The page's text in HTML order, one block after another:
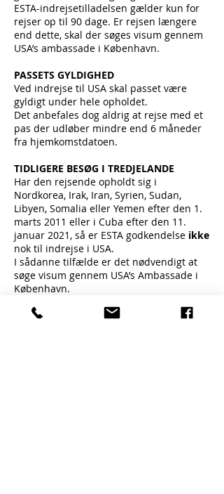
ESTA-indrejsetilladelsen gælder kun for
rejser op til 90 dage. Er rejsen længere
end dette, skal der søges visum gennem
USA’s ambassade i København.
PASSETS GYLDIGHED
Ved indrejse til USA skal passet være
gyldigt under hele opholdet.
Det anbefales dog aldrig at rejse med et
pas der udløber mindre end 6 måneder
fra hjemkomstdatoen.
TIDLIGERE BESØG I TREDJELANDE
Har den rejsende opholdt sig i
Nordkorea, Irak, Iran, Syrien, Sudan,
Libyen, Somalia eller Yemen efter den 1.
marts 2011 eller i Cuba efter den 11.
januar 2021, så er ESTA godkendelse ikke
nok til indrejse i USA.
I sådanne tilfælde er det nødvendigt at
søge visum gennem USA’s Ambassade i
København.
adskillige måneders ventetid på et visum